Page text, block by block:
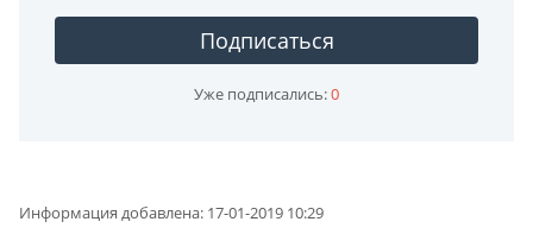
Подписаться
Уже подписались:0
Информация добавлена: 17-01-2019 10:29